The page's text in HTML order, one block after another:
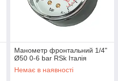
Манометр фронтальний 1/4"
Ø50 0-6 bar RSk Італія
Немає в наявності